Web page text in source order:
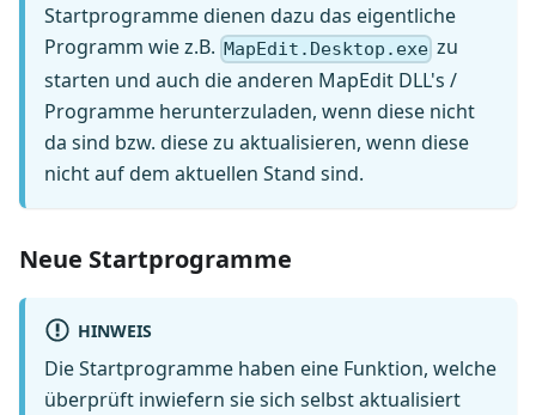
Startprogramme dienen dazu das eigentliche
Programm wie z.B. MapEdit.Desktop.exe zu
starten und auch die anderen MapEdit DLL's /
Programme herunterzuladen, wenn diese nicht
da sind bzw. diese zu aktualisieren, wenn diese
nicht auf dem aktuellen Stand sind.
Neue Startprogramme
HINWEIS
Die Startprogramme haben eine Funktion, welche
überprüft inwiefern sie sich selbst aktualisiert